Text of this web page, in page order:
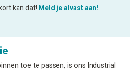
kan dat! Meld je alvast aan!
toe te passen, is ons Industrial